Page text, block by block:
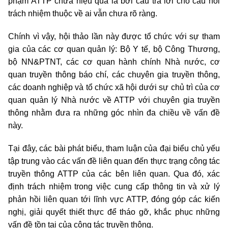
trách nhiệm thuộc về ai vẫn chưa rõ ràng.
Chính vì vậy, hội thảo lần này được tổ chức với sự tham
gia của các cơ quan quản lý: Bộ Y tế, bộ Công Thương,
bộ NN&PTNT, các cơ quan hành chính Nhà nước, cơ
quan truyền thông báo chí, các chuyên gia truyền thông,
các doanh nghiệp và tổ chức xã hội dưới sự chủ trì của cơ
quan quản lý Nhà nước về ATTP với chuyên gia truyền
thông nhằm đưa ra những góc nhìn đa chiều về vấn đề
này.
Tại đây, các bài phát biểu, tham luận của đại biểu chủ yếu
tập trung vào các vấn đề liên quan đến thực trạng công tác
truyền thông ATTP của các bên liên quan. Qua đó, xác
định trách nhiệm trong việc cung cấp thông tin và xử lý
phản hồi liên quan tới lĩnh vực ATTP, đóng góp các kiến
nghị, giải quyết thiết thực để tháo gỡ, khắc phục những
vấn đề tồn tại của công tác truyền thông.